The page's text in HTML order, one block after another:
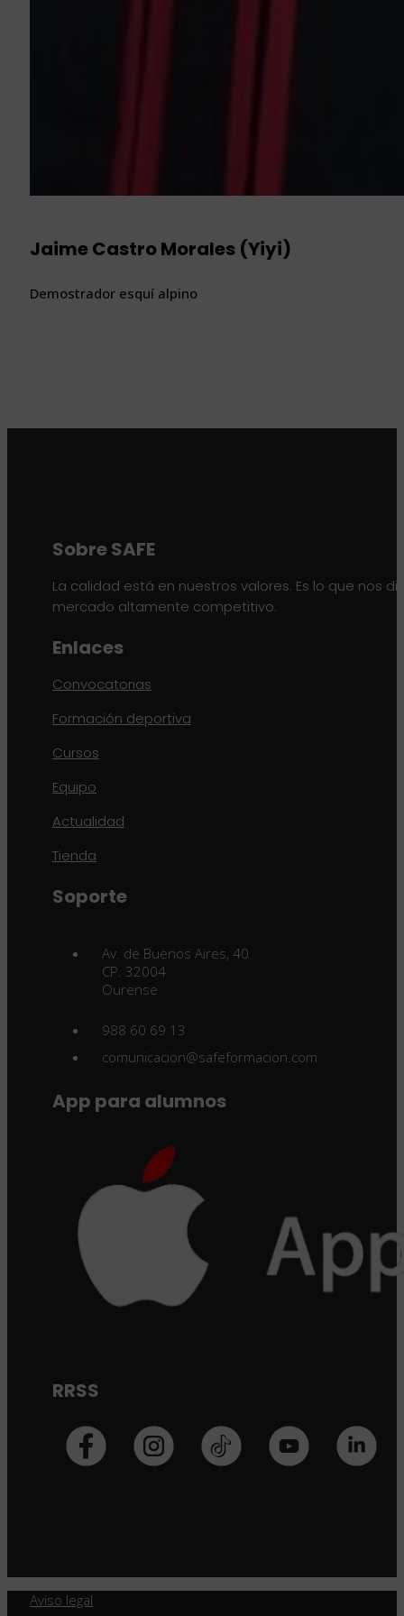
Jaime Castro Morales (Yiyi)
Demostrador esquí alpino
Sobre SAFE
La calidad está en nuestros valores. Es lo que nos
mercado altamente competitivo.
Enlaces
Convocatorias
Formación deportiva
Cursos
Equipo
Actualidad
Tienda
Soporte
Av. de Buenos Aires, 40
CP. 32004
Ourense
988 60 69 13
comunicacion@safeformacion.com
App para alumnos
RRSS
Aviso legal